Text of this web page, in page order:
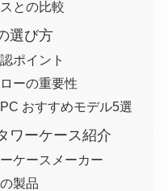
との比較
選び方
ポイント
ーの重要性
おすすめモデル5選
ワーケース紹介
ケースメーカー
製品